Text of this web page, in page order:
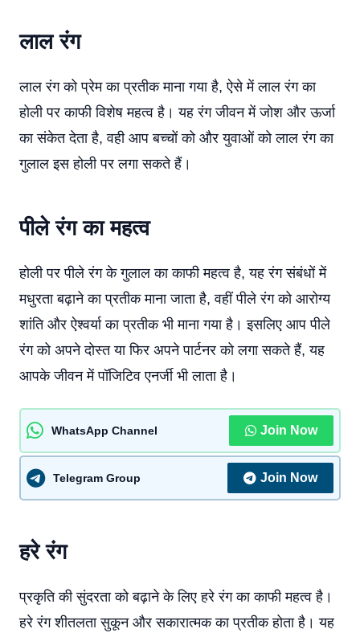
लाल रंग
लाल रंग को प्रेम का प्रतीक माना गया है, ऐसे में लाल रंग का
होली पर काफी विशेष महत्व है। यह रंग जीवन में जोश और ऊर्जा
का संकेत देता है, वही आप बच्चों को और युवाओं को लाल रंग का
गुलाल इस होली पर लगा सकते हैं।
पीले रंग का महत्व
होली पर पीले रंग के गुलाल का काफी महत्व है, यह रंग संबंधों में
मधुरता बढ़ाने का प्रतीक माना जाता है, वहीं पीले रंग को आरोग्य
शांति और ऐश्वर्या का प्रतीक भी माना गया है। इसलिए आप पीले
रंग को अपने दोस्त या फिर अपने पार्टनर को लगा सकते हैं, यह
आपके जीवन में पॉजिटिव एनर्जी भी लाता है।
WhatsApp Channel Join Now
Telegram Group Join Now
हरे रंग
प्रकृति की सुंदरता को बढ़ाने के लिए हरे रंग का काफी महत्व है।
हरे रंग शीतलता सुकून और सकारात्मक का प्रतीक होता है। यह